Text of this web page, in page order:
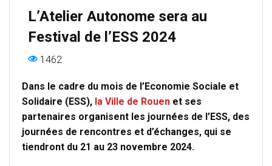
L’Atelier Autonome sera au
Festival de l’ESS 2024
1462
Dans le cadre du mois de l’Economie Sociale et
Solidaire (ESS), la Ville de Rouen et ses
partenaires organisent les journées de l’ESS, des
journées de rencontres et d’échanges, qui se
tiendront du 21 au 23 novembre 2024.